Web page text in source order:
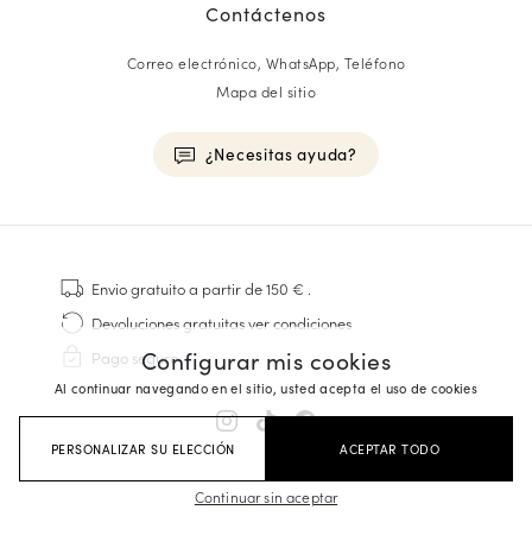
Configurar mis cookies
Al continuar navegando en el sitio, usted acepta el uso de cookies
PERSONALIZAR SU ELECCIÓN ACEPTAR TODO
Continuar sin aceptar
Contáctenos
Correo electrónico, WhatsApp, Teléfono
Mapa del sitio
¿Necesitas ayuda?
Zapatillas
Cosido Goodyear
Derbies y Richelieu
Zapatos Richelieu Hombre
Mocasines
Sandalias y Alpargatas
Maletines Business
Zapatillas Blancas Hombre
Envio gratuitoa partir de 150 €
Devoluciones gratuitasver condiciones
Pago seguro